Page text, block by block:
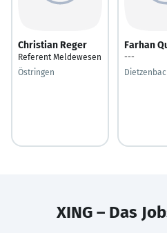
Christian Reger
Referent Meldewesen
Östringen
Farhan
---
XING – Das